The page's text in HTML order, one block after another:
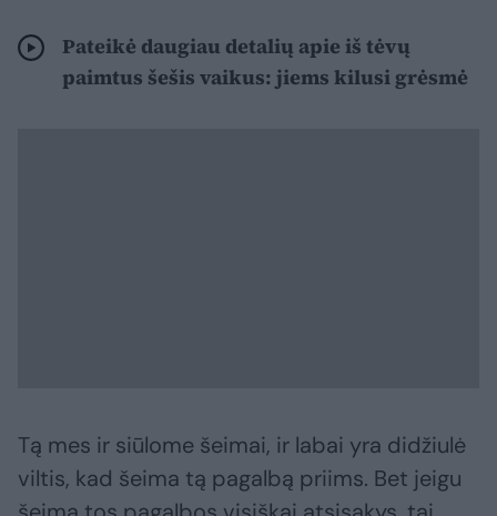
Pateikė daugiau detalių apie iš tėvų
paimtus šešis vaikus: jiems kilusi grėsmė
Tą mes ir siūlome šeimai, ir labai yra didžiulė
viltis, kad šeima tą pagalbą priims. Bet jeigu